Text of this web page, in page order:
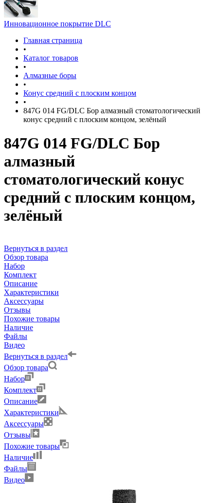
Инновационное покрытие DLC
Главная страница
•
Каталог товаров
•
Алмазные боры
•
Конус средний с плоским концом
•
847G 014 FG/DLC Бор алмазный стоматологический
конус средний с плоским концом, зелёный
847G 014 FG/DLC Бор
алмазный
стоматологический конус
средний с плоским концом,
зелёный
Вернуться в раздел
Обзор товара
Набор
Комплект
Описание
Характеристики
Аксессуары
Отзывы
Похожие товары
Наличие
Файлы
Видео
Вернуться в раздел
Обзор товара
Набор
Комплект
Описание
Характеристики
Аксессуары
Отзывы
Похожие товары
Наличие
Файлы
Видео